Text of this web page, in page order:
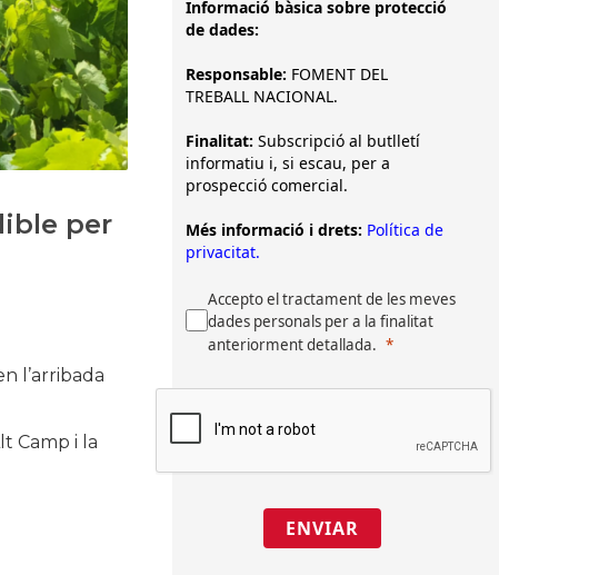
Presidents
Arxiu
per
l’arribada
Camp i la
Informació bàsica sobre protecció
de dades:
Responsable: FOMENT DEL
TREBALL NACIONAL.
Finalitat: Subscripció al butlletí
informatiu i, si escau, per a
prospecció comercial.
Més informació i drets: Política de
privacitat.
Accepto el tractament de les meves
dades personals per a la finalitat
anteriorment detallada.
ENVIAR